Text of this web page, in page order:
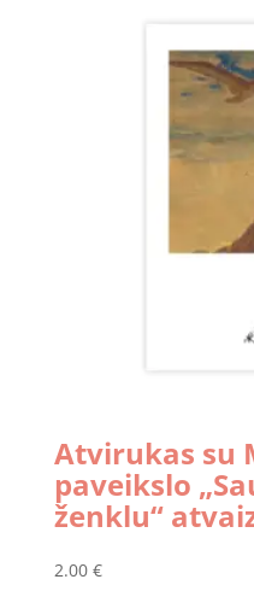
Atvirukas su
paveikslo
ženklu“
2.00 €